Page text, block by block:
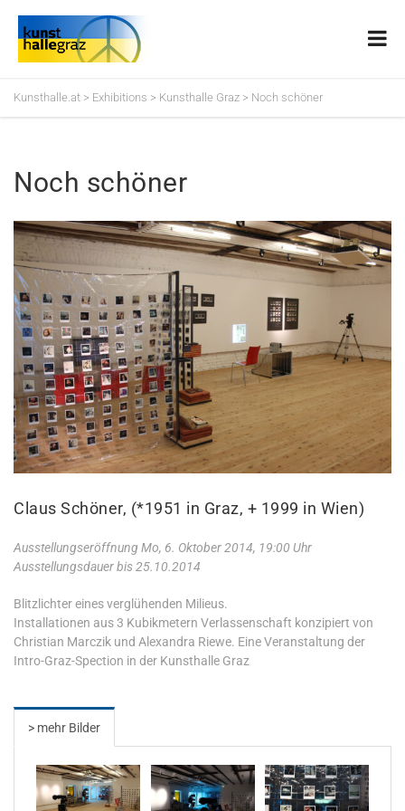
Kunsthalle.at > Exhibitions > Kunsthalle Graz > Noch schöner
Noch schöner
Claus Schöner, (*1951 in Graz, + 1999 in Wien)
Ausstellungseröffnung Mo, 6. Oktober 2014, 19:00 Uhr
Ausstellungsdauer bis 25.10.2014
Blitzlichter eines verglühenden Milieus.
Installationen aus 3 Kubikmetern Verlassenschaft konzipiert von
Christian Marczik und Alexandra Riewe. Eine Veranstaltung der
Intro-Graz-Spection in der Kunsthalle Graz
> mehr Bilder